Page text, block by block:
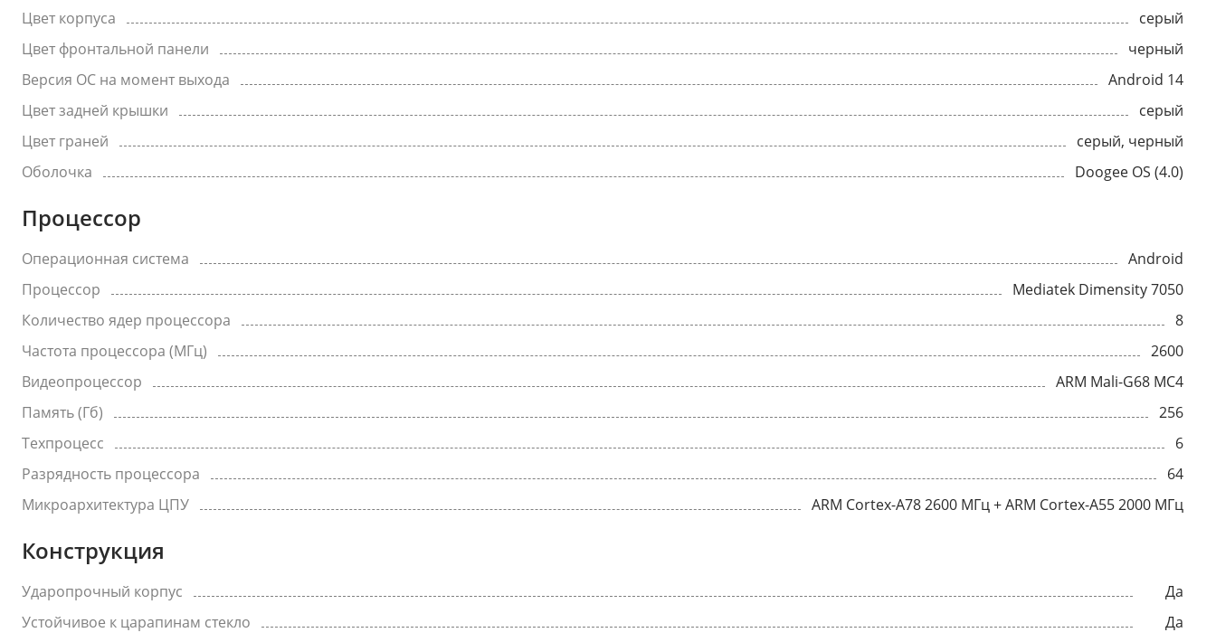
Цвет корпуса
серый
Цвет фронтальной панели
черный
Версия ОС на момент выхода
Android 14
Цвет задней крышки
серый
Цвет граней
серый, черный
Оболочка
Doogee OS (4.0)
Процессор
Операционная система
Android
Процессор
Mediatek Dimensity 7050
Количество ядер процессора
8
Частота процессора (МГц)
2600
Видеопроцессор
ARM Mali-G68 MC4
Память (Гб)
256
Техпроцесс
6
Разрядность процессора
64
Микроархитектура ЦПУ
ARM Cortex-A78 2600 МГц + ARM Cortex-A55 2000 МГц
Конструкция
Ударопрочный корпус
Да
Устойчивое к царапинам стекло
Да